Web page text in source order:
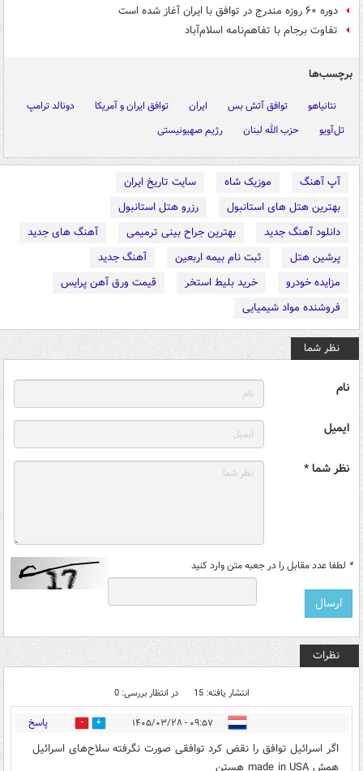
دوره ۶۰ روزه مندرج در توافق با ایران آغاز شده است
تفاوت برجام با تفاهم‌نامه اسلام‌آباد
برچسب‌ها
نتانیاهو توافق آتش بس ایران توافق ایران و آمریکا
دونالد ترامپ
تل‌آویو
حزب الله لبنان رژیم صهیونیستی
آپ آهنگ موزیک شاه
سایت تاریخ ایران
بهترین هتل های استانبول
رزرو هتل استانبول
دانلود آهنگ جدید
بهترین جراح بینی ترمیمی
آهنگ های جدید
پرشین هتل
ثبت نام بیمه اربعین
آهنگ جدید
مزایده خودرو
خرید بلیط استخر
قیمت ورق آهن پرایس
فروشنده مواد شیمیایی
نظر شما
نام
ایمیل
نظر شما *
* لطفا عدد مقابل را در جعبه متن وارد کنید
نظرات
انتشار یافته: 15 در انتظار بررسی: 0
۰۹:۵۷ - ۱۴۰۵/۰۳/۲۸ 1 پاسخ
اگر اسرائیل توافق را نقض کرد توافقی صورت نگرفته سلاح‌های اسرائیل
همش made in USA هستن